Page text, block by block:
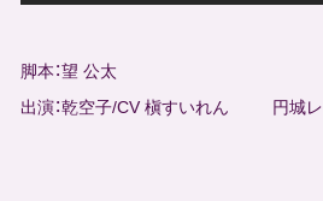
脚本：望 公太
出演：乾空子/CV 槇すいれん 円城